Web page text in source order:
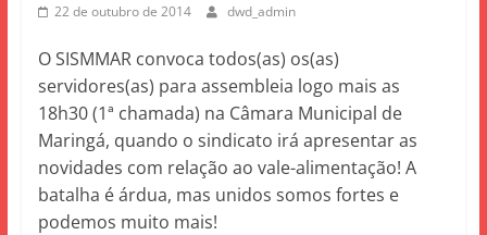
22 de outubro de 2014 dwd_admin
O SISMMAR convoca todos(as) os(as)
servidores(as) para assembleia logo mais as
18h30 (1ª chamada) na Câmara Municipal de
Maringá, quando o sindicato irá apresentar as
novidades com relação ao vale-alimentação! A
batalha é árdua, mas unidos somos fortes e
podemos muito mais!